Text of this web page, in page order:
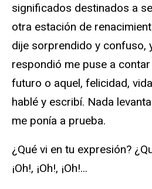
significados destinados a
otra estación de
dije sorprendido y confuso,
respondió me puse a
futuro o aquel, felicidad,
hablé y escribí. Nada
me ponía a prueba.
¿Qué vi en tu expresión?
¡Oh!, ¡Oh!, ¡Oh!...